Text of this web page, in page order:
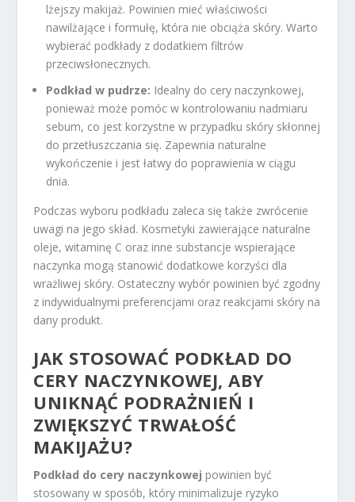
lżejszy makijaż. Powinien mieć właściwości
nawilżające i formułę, która nie obciąża skóry. Warto
wybierać podkłady z dodatkiem filtrów
przeciwsłonecznych.
Podkład w pudrze: Idealny do cery naczynkowej,
ponieważ może pomóc w kontrolowaniu nadmiaru
sebum, co jest korzystne w przypadku skóry skłonnej
do przetłuszczania się. Zapewnia naturalne
wykończenie i jest łatwy do poprawienia w ciągu
dnia.
Podczas wyboru podkładu zaleca się także zwrócenie
uwagi na jego skład. Kosmetyki zawierające naturalne
oleje, witaminę C oraz inne substancje wspierające
naczynka mogą stanowić dodatkowe korzyści dla
wrażliwej skóry. Ostateczny wybór powinien być zgodny
z indywidualnymi preferencjami oraz reakcjami skóry na
dany produkt.
JAK STOSOWAĆ PODKŁAD DO
CERY NACZYNKOWEJ, ABY
UNIKNĄĆ PODRAŻNIEŃ I
ZWIĘKSZYĆ TRWAŁOŚĆ
MAKIJAŻU?
Podkład do cery naczynkowej powinien być
stosowany w sposób, który minimalizuje ryzyko